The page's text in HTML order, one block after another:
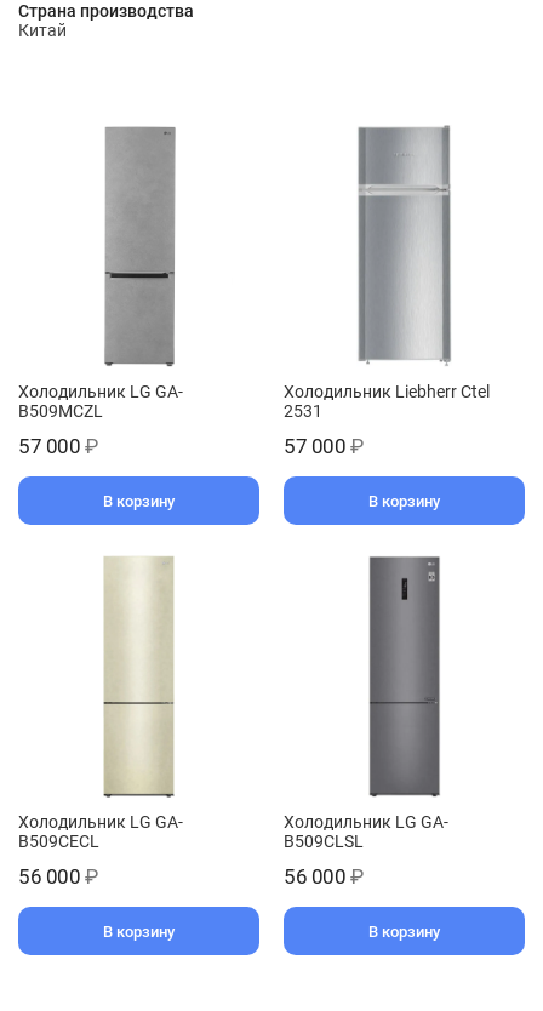
Страна производства
Китай
Холодильник LG GA-
B509MCZL
57 000 ₽
В корзину
Холодильник Liebherr Ctel
2531
57 000 ₽
В корзину
Холодильник LG GA-
B509CECL
56 000 ₽
В корзину
Холодильник LG GA-
B509CLSL
56 000 ₽
В корзину